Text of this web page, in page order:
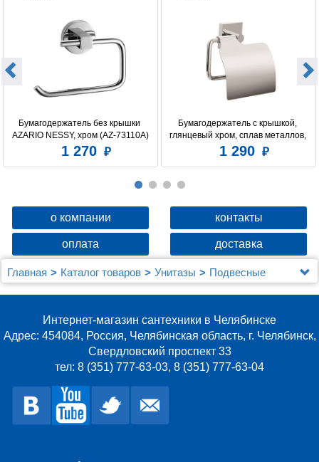
Бумагодержатель без крышки
AZARIO NESSY, хром (AZ-73110A)
1 270
Бумагодержатель c крышкой,
глянцевый хром, сплав металлов,
Amur, Milardo, AMUSMC0M43
1 290
о компании контакты
оплата доставка
Главная Каталог товаров Унитазы
Подвесные
Унитаз подвесной Berges Floe 082121
Интернет-магазин сантехники в Челябинске
Адрес: 454084, Россия, Челябинская область, г. Челябинск,
Свердловский проспект 33
тел: 8 (351) 777-63-03, 8 (351) 777-63-04